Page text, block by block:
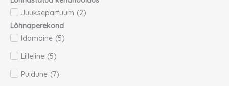
Juukseparfüüm (2)
Lõhnaperekond
Idamaine (5)
Lilleline (5)
Puidune (7)